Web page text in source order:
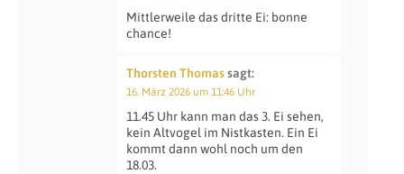
Mittlerweile das dritte Ei: bonne
chance!
Thorsten Thomassagt:
16. März 2026 um 11:46 Uhr
11.45 Uhr kann man das 3. Ei sehen,
kein Altvogel im Nistkasten. Ein Ei
kommt dann wohl noch um den
18.03.